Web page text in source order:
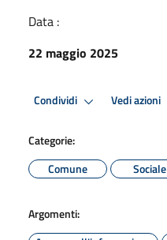
Data :
22 maggio 2025
Condividi Vedi azioni
Categorie:
Comune
Sociale
Argomenti: